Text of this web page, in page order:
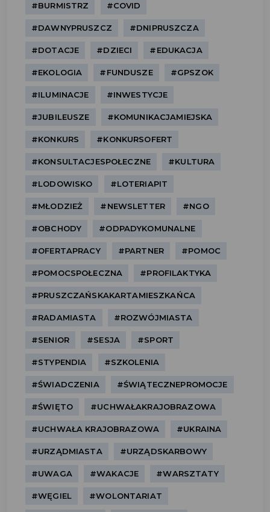
#BURMISTRZ #COVID
#DAWNYPRUSZCZ #DNIPRUSZCZA
#DOTACJE #DZIECI #EDUKACJA
#EKOLOGIA #FUNDUSZE #GPSZOK
#ILUMINACJE #INWESTYCJE
#JUBILEUSZE #KOMUNIKACJAMIEJSKA
#KONKURS #KONKURSOFERT
#KONSULTACJESPOŁECZNE #KULTURA
#LODOWISKO #LOTERIAPIT
#MŁODZIEŻ #NEWSLETTER #NGO
#OBCHODY #ODPADYKOMUNALNE
#OFERTAPRACY #PARTNER #POMOC
#POMOCSPOŁECZNA #PROFILAKTYKA
#PRUSZCZAŃSKAKARTAMIESZKAŃCA
#RADAMIASTA #ROZWÓJMIASTA
#SENIOR #SESJA #SPORT
#STYPENDIA #SZKOLENIA
#ŚWIADCZENIA #ŚWIĄTECZNEPROMOCJE
#ŚWIĘTO #UCHWAŁAKRAJOBRAZOWA
#UCHWAŁA KRAJOBRAZOWA #UKRAINA
#URZĄDMIASTA #URZĄDSKARBOWY
#UWAGA #WAKACJE #WARSZTATY
#WĘGIEL #WOLONTARIAT